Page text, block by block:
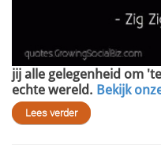
In onze opleidingen,
jij alle gelegenheid om
echte wereld. Bekijk
Lees verder